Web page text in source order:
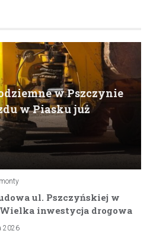
w Pszczynie
w Piasku już
ul. Pszczyńskiej w
inwestycja drogowa
2026